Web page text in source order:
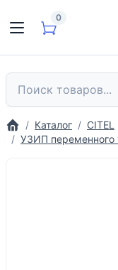
0
Каталог CITEL
УЗИП переменного